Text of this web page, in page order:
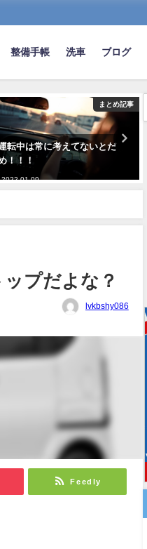
整備手帳 洗車 ブログ
まとめ記事
転中は常に考えてないとだ
！！！
2022-01-09
プだよな？
lvkbshy086
Feedly